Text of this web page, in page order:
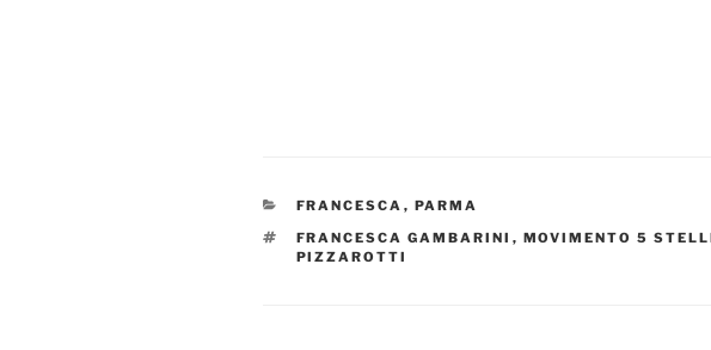
CATEGORIE
FRANCESCA , PARMA
TAG
FRANCESCA GAMBARINI , MOVIMENTO 5
PIZZAROTTI